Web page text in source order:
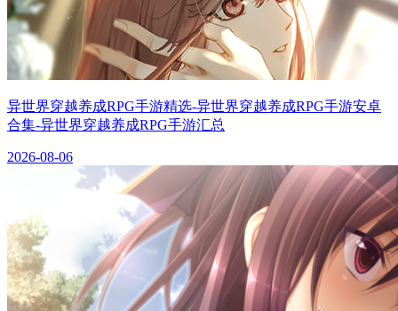
异世界穿越养成RPG手游精选-异世界穿越养成RPG手游安卓
合集-异世界穿越养成RPG手游汇总
2026-08-06